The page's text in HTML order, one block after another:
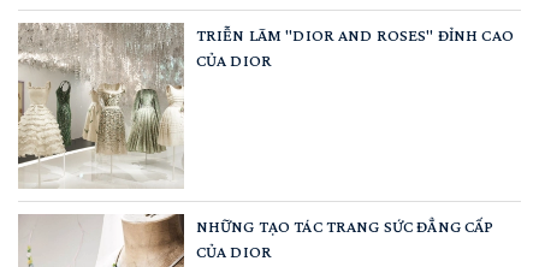
TRIỄN LÃM "DIOR AND ROSES" ĐỈNH CAO
CỦA DIOR
NHỮNG TẠO TÁC TRANG SỨC ĐẲNG CẤP
CỦA DIOR